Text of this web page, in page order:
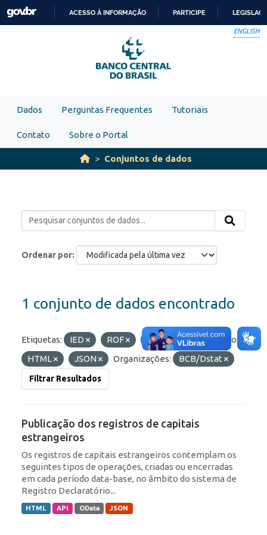
Skip to main content
PARA
O
CONTEÚDO
ACESSO À INFORMAÇÃO PARTICIPE
ENGLISH
Dados Perguntas Frequentes Tutoriais
Contato Sobre o Portal
Conjuntos de dados
Ordenar por
1 conjunto de dados encontrado
Etiquetas: IED ROF Portfólio
Formatos:
HTML
JSON Organizações: BCB/Dstat
Filtrar Resultados
Publicação dos registros de capitais
estrangeiros
Os registros de capitais estrangeiros contemplam os
seguintes tipos de operações, criadas ou encerradas
em cada período data-base, no âmbito do sistema de
Registro Declaratório...
HTML API OData JSON